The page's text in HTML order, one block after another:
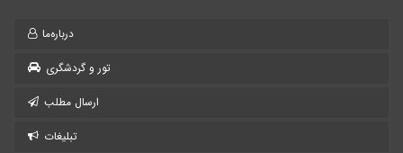
درباره‌ما
تور و گردشگری
ارسال مطلب
تبلیغات